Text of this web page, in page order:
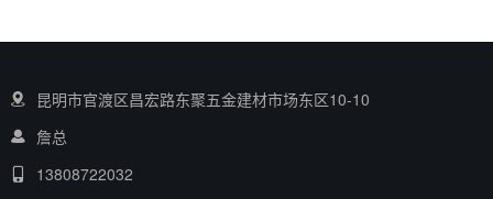
昆明市官渡区昌宏路东聚五金建材市场东区10-10
詹总
13808722032